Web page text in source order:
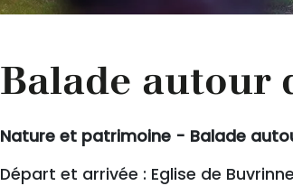
Balade autour
Nature et patrimoine - Balade
Départ et arrivée : Eglise de